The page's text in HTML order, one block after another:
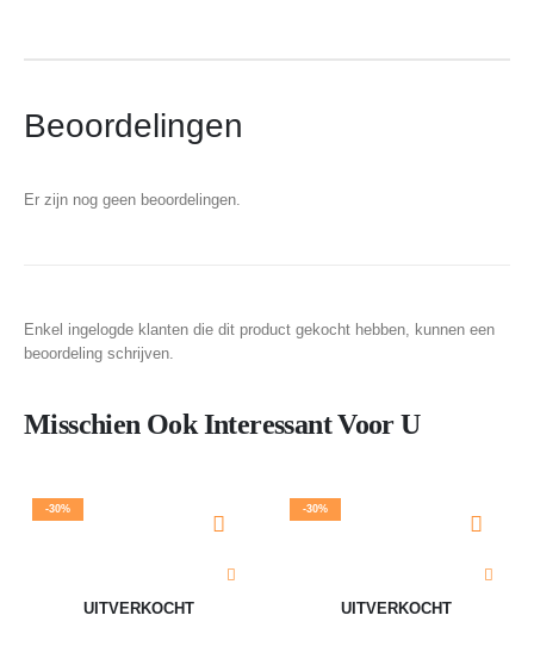
Beoordelingen
Er zijn nog geen beoordelingen.
Enkel ingelogde klanten die dit product gekocht hebben, kunnen een
beoordeling schrijven.
Misschien Ook Interessant Voor U
-30%
UITVERKOCHT
-30%
UITVERKOCHT